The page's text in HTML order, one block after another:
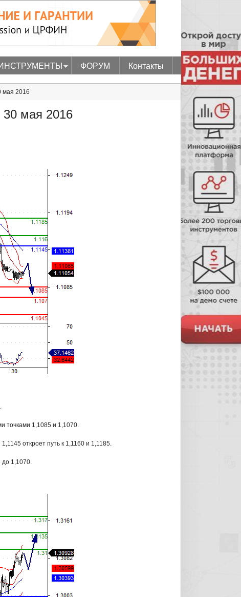
ФОРУМ Контакты
мая 2016
30 мая 2016
точками 1,1085 и 1,1070.
откроет путь к 1,1160 и 1,1185.
1,1070.